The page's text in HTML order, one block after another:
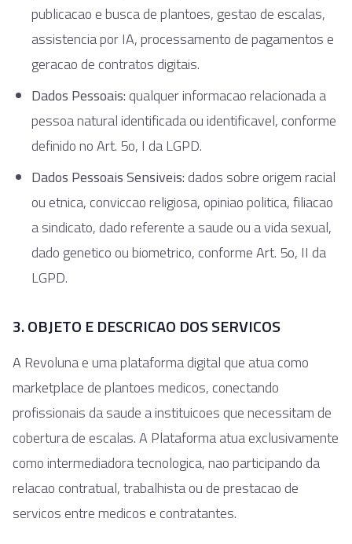
publicacao e busca de plantoes, gestao de escalas,
assistencia por IA, processamento de pagamentos e
geracao de contratos digitais.
Dados Pessoais:qualquer informacao relacionada a
pessoa natural identificada ou identificavel, conforme
definido no Art. 5o, I da LGPD.
Dados Pessoais Sensiveis: dados sobre origem racial
ou etnica, conviccao religiosa, opiniao politica, filiacao
a sindicato, dado referente a saude ou a vida sexual,
dado genetico ou biometrico, conforme Art. 5o, II da
LGPD.
3. OBJETO E DESCRICAO DOS SERVICOS
A Revoluna e uma plataforma digital que atua como
marketplace de plantoes medicos, conectando
profissionais da saude a instituicoes que necessitam de
cobertura de escalas. A Plataforma atua exclusivamente
como intermediadora tecnologica, nao participando da
relacao contratual, trabalhista ou de prestacao de
servicos entre medicos e contratantes.